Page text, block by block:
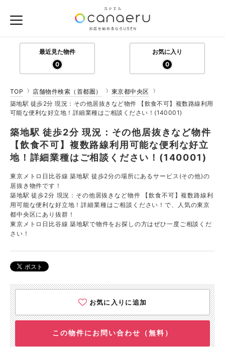
最近見た物件
0
お気に入り
0
TOP 店舗物件検索（首都圏）
東京都中央区
築地駅 徒歩2分 現況：その他居抜きなど物件 【飲食不可】複数路線利用
可能な便利な好立地！詳細業種はご相談ください！(140001)
築地駅 徒歩2分 現況：その他居抜きなど物件
【飲食不可】複数路線利用可能な便利な好立
地！詳細業種はご相談ください！(140001)
東京メトロ日比谷線 築地駅 徒歩2分の場所にあるサービス(その他)の
居抜き物件です！
築地駅 徒歩2分 現況：その他居抜きなど物件 【飲食不可】複数路線利
用可能な便利な好立地！詳細業種はご相談ください！で、人気の東京
都中央区にあり抜群！
東京メトロ日比谷線 築地駅で物件をお探しの方はぜひ一度ご相談くだ
さい！
お気に入りに追加
この物件にお問い合わせ（無料）